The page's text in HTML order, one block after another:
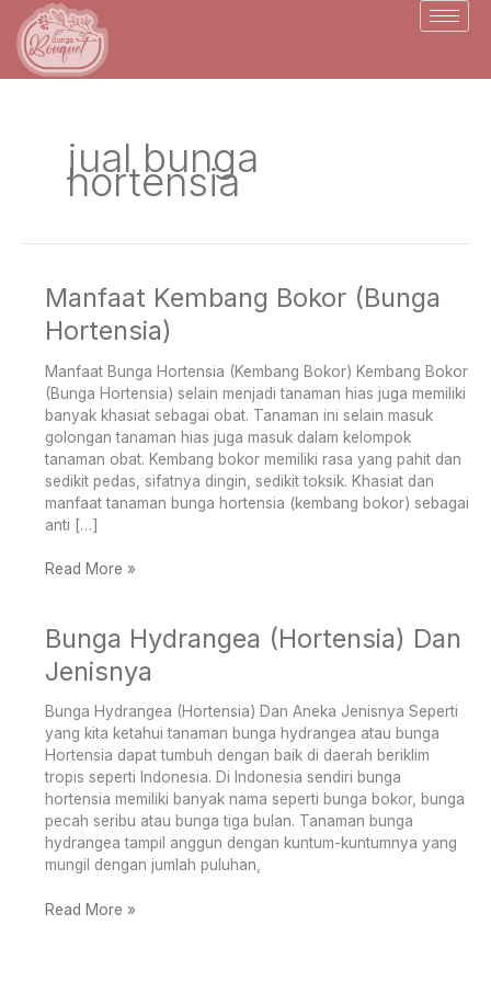
content
jual bunga
hortensia
Manfaat Kembang Bokor (Bunga
Hortensia)
Manfaat Bunga Hortensia (Kembang Bokor) Kembang Bokor
(Bunga Hortensia) selain menjadi tanaman hias juga memiliki
banyak khasiat sebagai obat. Tanaman ini selain masuk
golongan tanaman hias juga masuk dalam kelompok
tanaman obat. Kembang bokor memiliki rasa yang pahit dan
sedikit pedas, sifatnya dingin, sedikit toksik. Khasiat dan
manfaat tanaman bunga hortensia (kembang bokor) sebagai
anti […]
Manfaat
Bokor
Hortensia)
Read More »
Bunga Hydrangea (Hortensia) Dan
Jenisnya
Bunga Hydrangea (Hortensia) Dan Aneka Jenisnya Seperti
yang kita ketahui tanaman bunga hydrangea atau bunga
Hortensia dapat tumbuh dengan baik di daerah beriklim
tropis seperti Indonesia. Di Indonesia sendiri bunga
hortensia memiliki banyak nama seperti bunga bokor, bunga
pecah seribu atau bunga tiga bulan. Tanaman bunga
hydrangea tampil anggun dengan kuntum-kuntumnya yang
mungil dengan jumlah puluhan,
Bunga
Hydrangea
(Hortensia)
Jenisnya
Read More »